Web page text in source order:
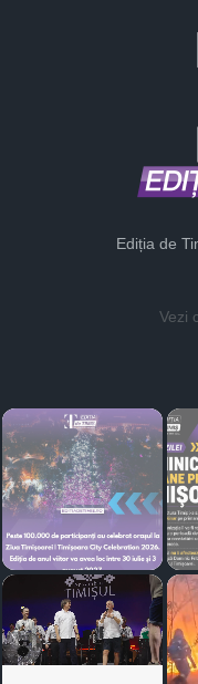
Ediția de
Vezi